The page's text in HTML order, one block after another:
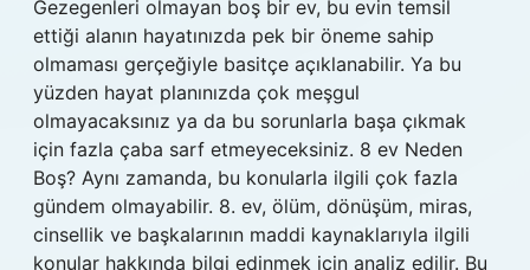
Gezegenleri olmayan boş bir ev, bu evin temsil
ettiği alanın hayatınızda pek bir öneme sahip
olmaması gerçeğiyle basitçe açıklanabilir. Ya bu
yüzden hayat planınızda çok meşgul
olmayacaksınız ya da bu sorunlarla başa çıkmak
için fazla çaba sarf etmeyeceksiniz. 8 ev Neden
Boş? Aynı zamanda, bu konularla ilgili çok fazla
gündem olmayabilir. 8. ev, ölüm, dönüşüm, miras,
cinsellik ve başkalarının maddi kaynaklarıyla ilgili
konular hakkında bilgi edinmek için analiz edilir. Bu